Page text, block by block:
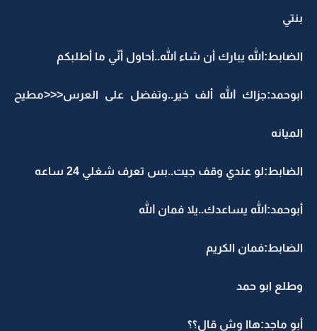
بنتي
الضابط:الله يبارك أن شاء الله..أحاول أنّي ما أطلبكم
ابوحمد:جزاك الله ألف خير..وتفضل على العرس<<<مطيح
الميانه
الضابط:لو عندي وقف جيت..بس تعرف شغلي 24 ساعه
أبوحمد:الله يساعدك..يلا فمان الله
الضابط:فمان الكريم
وطلع ابو حمد
أبو ماجد:هاا وش قال؟؟